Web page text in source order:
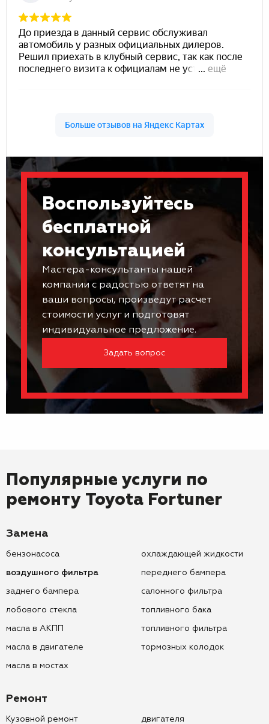
Воспользуйтесь
бесплатной
консультацией
Мастера-консультанты нашей
компании с радостью ответят на
ваши вопросы, произведут расчет
стоимости услуг и подготовят
индивидуальное предложение.
Задать вопрос
Популярные услуги по
ремонту Toyota Fortuner
Замена
бензонасоса
воздушного фильтра
заднего бампера
лобового стекла
масла в АКПП
масла в двигателе
масла в мостах
охлаждающей жидкости
переднего бампера
салонного фильтра
топливного бака
топливного фильтра
тормозных колодок
Ремонт
Кузовной ремонт двигателя